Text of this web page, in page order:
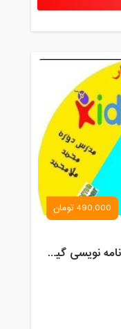
490,000 تومان
دوره آموزش آنلاین مقدماتی برنامه نویسی گیم میکر کودک و نوجوان (برای نهمین بار) کودک تک